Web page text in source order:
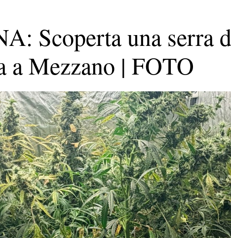
Scoperta una serra
a Mezzano | FOTO